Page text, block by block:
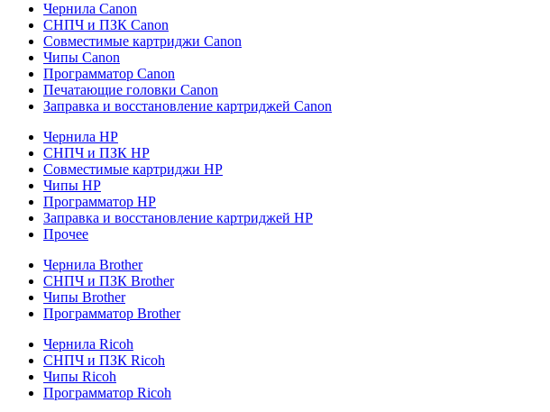
Чернила Canon
СНПЧ и ПЗК Canon
Совместимые картриджи Canon
Чипы Canon
Программатор Canon
Печатающие головки Canon
Заправка и восстановление картриджей Canon
Чернила HP
СНПЧ и ПЗК HP
Совместимые картриджи HP
Чипы HP
Программатор HP
Заправка и восстановление картриджей HP
Прочее
Чернила Brother
СНПЧ и ПЗК Brother
Чипы Brother
Программатор Brother
Чернила Ricoh
СНПЧ и ПЗК Ricoh
Чипы Ricoh
Программатор Ricoh